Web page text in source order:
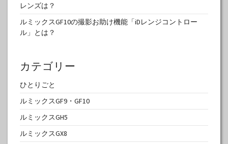
レンズは？
ルミックスGF10の撮影お助け機能「iDレンジコントロー
ル」とは？
カテゴリー
ひとりごと
ルミックスGF9・GF10
ルミックスGH5
ルミックスGX8